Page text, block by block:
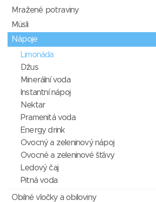
Mražené potraviny
Müsli
Nápoje
Limonáda
Džus
Minerální voda
Instantní nápoj
Nektar
Pramenitá voda
Energy drink
Ovocný a zeleninový nápoj
Ovocné a zeleninové šťávy
Ledový čaj
Pitná voda
Obilné vločky a obiloviny